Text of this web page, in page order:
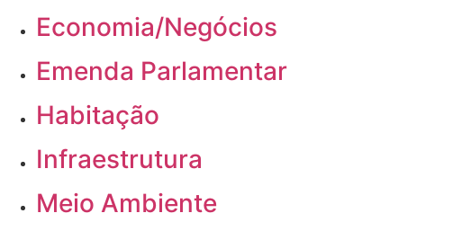
Economia/Negócios
Emenda Parlamentar
Habitação
Infraestrutura
Meio Ambiente